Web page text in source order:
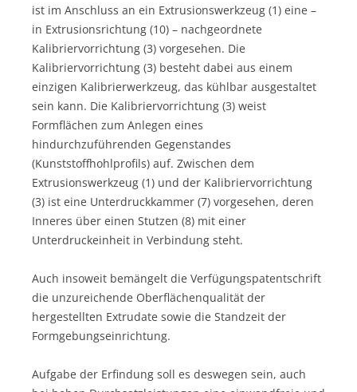
ist im Anschluss an ein Extrusionswerkzeug (1) eine –
in Extrusionsrichtung (10) – nachgeordnete
Kalibriervorrichtung (3) vorgesehen. Die
Kalibriervorrichtung (3) besteht dabei aus einem
einzigen Kalibrierwerkzeug, das kühlbar ausgestaltet
sein kann. Die Kalibriervorrichtung (3) weist
Formflächen zum Anlegen eines
hindurchzuführenden Gegenstandes
(Kunststoffhohlprofils) auf. Zwischen dem
Extrusionswerkzeug (1) und der Kalibriervorrichtung
(3) ist eine Unterdruckkammer (7) vorgesehen, deren
Inneres über einen Stutzen (8) mit einer
Unterdruckeinheit in Verbindung steht.
Auch insoweit bemängelt die Verfügungspatentschrift
die unzureichende Oberflächenqualität der
hergestellten Extrudate sowie die Standzeit der
Formgebungseinrichtung.
Aufgabe der Erfindung soll es deswegen sein, auch